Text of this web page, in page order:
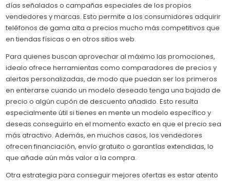
días señalados o campañas especiales de los propios
vendedores y marcas. Esto permite a los consumidores adquirir
teléfonos de gama alta a precios mucho más competitivos que
en tiendas físicas o en otros sitios web.
Para quienes buscan aprovechar al máximo las promociones,
idealo ofrece herramientas como comparadores de precios y
alertas personalizadas, de modo que puedan ser los primeros
en enterarse cuando un modelo deseado tenga una bajada de
precio o algún cupón de descuento añadido. Esto resulta
especialmente útil si tienes en mente un modelo específico y
deseas conseguirlo en el momento exacto en que el precio sea
más atractivo. Además, en muchos casos, los vendedores
ofrecen financiación, envío gratuito o garantías extendidas, lo
que añade aún más valor a la compra.
Otra estrategia para conseguir mejores ofertas es estar atento